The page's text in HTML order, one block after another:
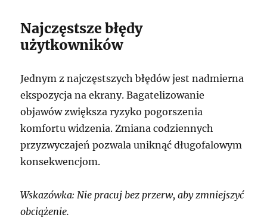
Najczęstsze błędy
użytkowników
Jednym z najczęstszych błędów jest nadmierna
ekspozycja na ekrany. Bagatelizowanie
objawów zwiększa ryzyko pogorszenia
komfortu widzenia. Zmiana codziennych
przyzwyczajeń pozwala uniknąć długofalowym
konsekwencjom.
Wskazówka: Nie pracuj bez przerw, aby zmniejszyć
obciążenie.